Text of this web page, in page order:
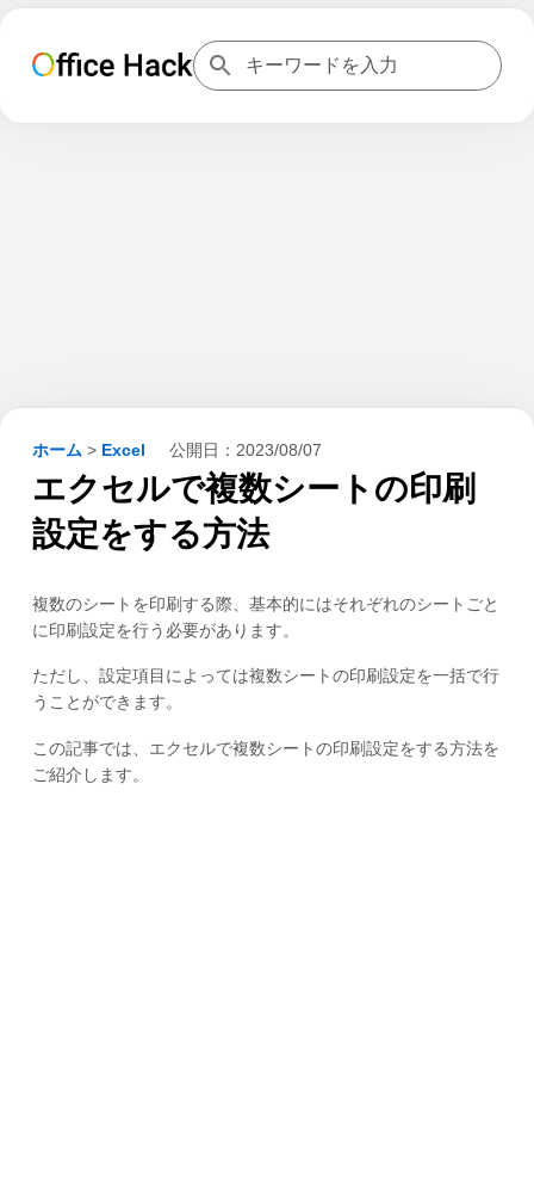
ホーム > Excel 公開日： 2023/08/07
エクセルで複数シートの印刷
設定をする方法
複数のシートを印刷する際、基本的にはそれぞれのシートごと
に印刷設定を行う必要があります。
ただし、設定項目によっては複数シートの印刷設定を一括で行
うことができます。
この記事では、エクセルで複数シートの印刷設定をする方法を
ご紹介します。